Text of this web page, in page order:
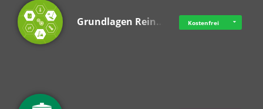
Grundlagen Rein… Kostenfrei